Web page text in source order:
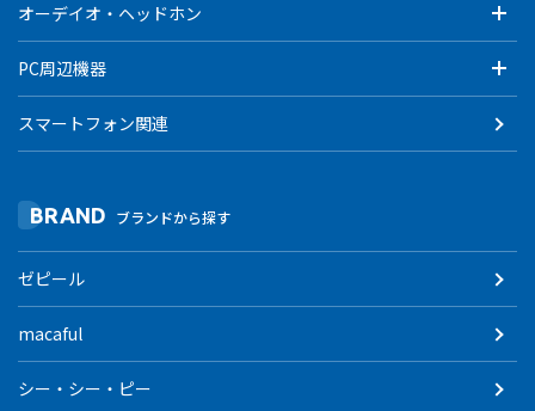
オーデイオ・ヘッドホン
PC周辺機器
スマートフォン関連
BRAND ブランドから探す
ゼピール
macaful
シー・シー・ピー